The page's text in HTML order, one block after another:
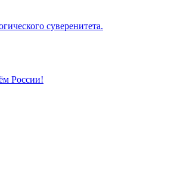
суверенитета.
России!